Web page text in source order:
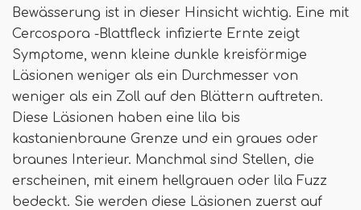
Bewässerung ist in dieser Hinsicht wichtig. Eine mit
Cercospora -Blattfleck infizierte Ernte zeigt
Symptome, wenn kleine dunkle kreisförmige
Läsionen weniger als ein Durchmesser von
weniger als ein Zoll auf den Blättern auftreten.
Diese Läsionen haben eine lila bis
kastanienbraune Grenze und ein graues oder
braunes Interieur. Manchmal sind Stellen, die
erscheinen, mit einem hellgrauen oder lila Fuzz
bedeckt. Sie werden diese Läsionen zuerst auf